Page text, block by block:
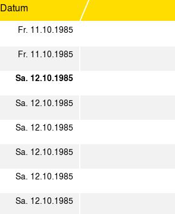
Sa. 09.11.1985
Datum
Fr. 11.10.1985
Fr. 11.10.1985
Sa. 12.10.1985
Sa. 12.10.1985
Sa. 12.10.1985
Sa. 12.10.1985
Sa. 12.10.1985
Sa. 12.10.1985